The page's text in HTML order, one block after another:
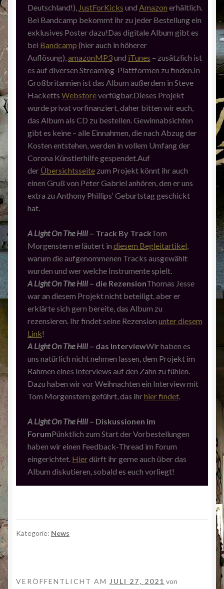
Deutschland!), JustForKicks und Amazon erhältlich.
Bei Bandcamp bekommt ihr zu jeder Bestellung ein
exklusives Poster dazu!Das digitale Album gibt es
bei Bandcamp (hier auch in höherer
Auflösung), amazonMP3und iTunes – zusätzlich ist
es auf diversen Streaming-Plattformen zu finden.In
Großbritannien ist das Album außerdem in Steve
Hacketts Webstoreverfügbar.Dieses Projekt
wurde privat vorfinanziert, daher bitten wir euch,
das Album als CD zu bestellen. Gewinnabsichten
gibt es keine – alle Einnahmen, die nach Abzug der
Kosten entstehen, werden in vollem Umfang der
Corona Künstlerhilfe gespendet.Auf
der Übersichtsseitezum Projekt könnt ihr auch
einen Gruß von Peter Gabriel anhören, den er uns
extra zu Anthony Phillips‘ Geburtstag geschickt
hat.
A Light On The Hill– Track By TrackTom
Morgenstern erläutert in diesem Begleitartikel
warum die aufgenommenen Tracks ausgewählt
wurden und wer welche Instrumente spielt.
A Light On The Hill– die RezensionThomas Jesse
war an diesem Projekt nicht beteiligt, aber er
erklärte sich gern bereite, das Album zu
rezensieren. Ihr findet seine Rezension unter diesem
Link!
A Light On The Hill– das InterviewWir haben es
uns natürlich nicht nehmen lassen, dem Projekt im
Rahmen eines Interviews auf den Zahn zu fühlen.
Dazu haben wir vor Weihnachten ein Interview mit
Tom Morgenstern geführt, das ihrhier findet.
A Light On The Hill– Diskussionen im
ForumPünktlich zum Start der Vorbestellungen
haben wir einen Feedback-Thread im Forum
eingerichtet. Hierdürft ihr gerne auch über das
Album diskutieren, sobald es euch vorliegt!
Kategorie: News
VERÖFFENTLICHT AM JULI 27, 2021 von